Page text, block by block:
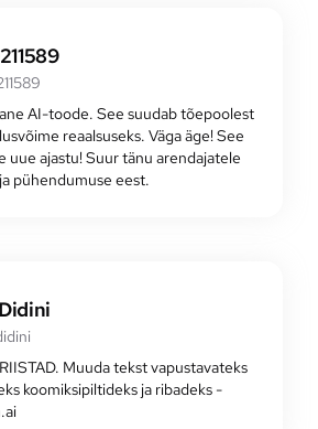
AI-toode. See suudab tõepoolest
reaalsuseks. Väga äge! See
uue ajastu! Suur tänu arendajatele
pühendumuse eest.
Muuda tekst vapustavateks
koomiksipiltideks ja ribadeks -